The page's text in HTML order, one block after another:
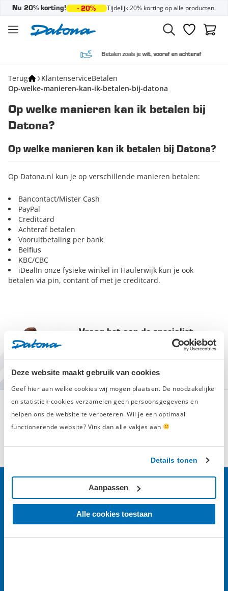
Deze website maakt gebruik van cookies
Geef hier aan welke cookies wij mogen plaatsen. De noodzakelijke
en statistiek-cookies verzamelen geen persoonsgegevens en
helpen ons de website te verbeteren. Wil je een optimaal
functionerende website? Vink dan alle vakjes aan
Details tonen
Alle cookies toestaan
Aanpassen
Nu 20% korting! - 20% Tijdelijk 20% korting op alle producten.
Verlanglijst
Betalen zoals je wilt,vooraf en achteraf
Terug KlantenserviceBetalen
Op-welke-manieren-kan-ik-betalen-bij-datona
Op welke manieren kan ik betalen bij
Datona?
Op welke manieren kan ik betalen bij Datona?
Op Datona.nl kun je op verschillende manieren betalen:
Bancontact/Mister Cash
PayPal
Creditcard
Achteraf betalen
Vooruitbetaling per bank
Belfius
KBC/CBC
iDealIn onze fysieke winkel in Haulerwijk kun je ook
betalen via pin, contant of met je creditcard.
Vraag het aan de specialist
Stel uw vraag aan onze product
specialisten, we helpen u graag.
Vandaag open vanaf 08:00
0516 423 338
Ruim 1200 video's 06 22 23 23 26
Meer Datona